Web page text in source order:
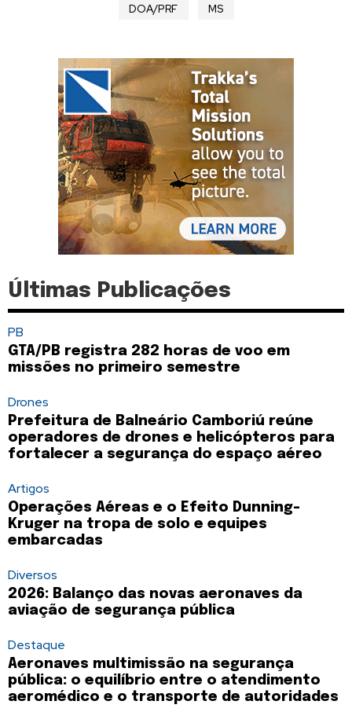
DOA/PRF MS
Últimas Publicações
PB
GTA/PB registra 282 horas de voo em
missões no primeiro semestre
Drones
Prefeitura de Balneário Camboriú reúne
operadores de drones e helicópteros para
fortalecer a segurança do espaço aéreo
Artigos
Operações Aéreas e o Efeito Dunning-
Kruger na tropa de solo e equipes
embarcadas
Diversos
2026: Balanço das novas aeronaves da
aviação de segurança pública
Destaque
Aeronaves multimissão na segurança
pública: o equilíbrio entre o atendimento
aeromédico e o transporte de autoridades